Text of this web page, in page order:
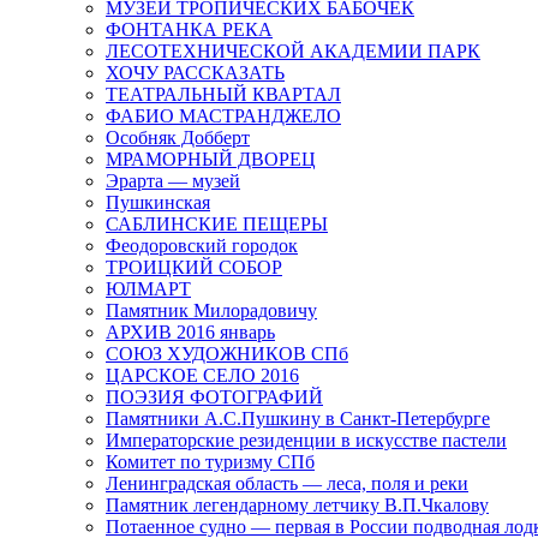
МУЗЕЙ ТРОПИЧЕСКИХ БАБОЧЕК
ФОНТАНКА РЕКА
ЛЕСОТЕХНИЧЕСКОЙ АКАДЕМИИ ПАРК
ХОЧУ РАССКАЗАТЬ
ТЕАТРАЛЬНЫЙ КВАРТАЛ
ФАБИО МАСТРАНДЖЕЛО
Особняк Добберт
МРАМОРНЫЙ ДВОРЕЦ
Эрарта — музей
Пушкинская
САБЛИНСКИЕ ПЕЩЕРЫ
Феодоровский городок
ТРОИЦКИЙ СОБОР
ЮЛМАРТ
Памятник Милорадовичу
АРХИВ 2016 январь
СОЮЗ ХУДОЖНИКОВ СПб
ЦАРСКОЕ СЕЛО 2016
ПОЭЗИЯ ФОТОГРАФИЙ
Памятники А.С.Пушкину в Санкт-Петербурге
Императорские резиденции в искусстве пастели
Комитет по туризму СПб
Ленинградская область — леса, поля и реки
Памятник легендарному летчику В.П.Чкалову
Потаенное судно — первая в России подводная